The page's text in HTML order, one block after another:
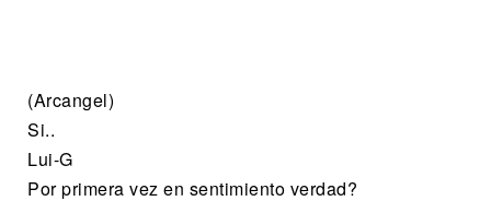
(Arcangel)
Si..
Lui-G
Por primera vez en sentimiento verdad?